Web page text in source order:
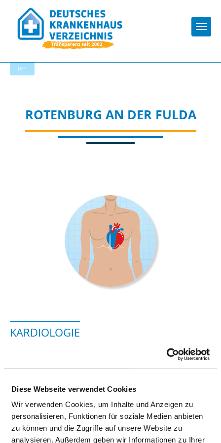
Diese Webseite verwendet Cookies
Wir verwenden Cookies, um Inhalte und Anzeigen zu
personalisieren, Funktionen für soziale Medien anbieten
zu können und die Zugriffe auf unsere Website zu
analysieren. Außerdem geben wir Informationen zu Ihrer
ROTENBURG AN DER FULDA
KARDIOLOGIE
Tel.: 06623-86-2512
Fax: 06623-86-2509
Mail:ed.grubnetor-hkk@eigoloidrak
Anfahrt